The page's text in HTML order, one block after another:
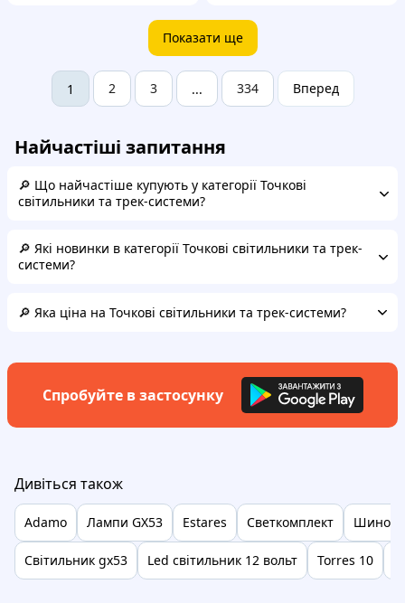
Показати ще
1 2 3 ... 334 Вперед
Найчастіші запитання
🔎 Що найчастіше купують у категорії Точкові
світильники та трек-системи?
🔎 Які новинки в категорії Точкові світильники та трек-
системи?
🔎 Яка ціна на Точкові світильники та трек-системи?
Спробуйте в застосунку
Дивіться також
Adamo Лампи GX53 Estares Светкомплект
Світильник gx53 Led світильник 12 вольт Torres 10